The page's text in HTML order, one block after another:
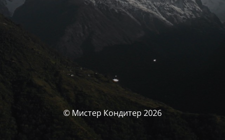
© Мистер Кондитер 2026